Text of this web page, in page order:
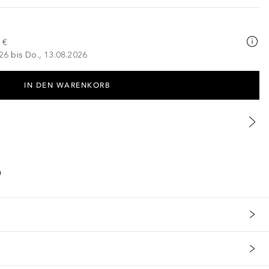
€
bis Do., 13.08.2026
IN DEN WARENKORB